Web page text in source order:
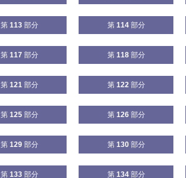
第 113部分 第 114部分
第 117 部分 第 118部分
第 121部分 第 122部分
第 125部分 第 126部分
第 129部分 第 130部分
第 133部分 第 134部分